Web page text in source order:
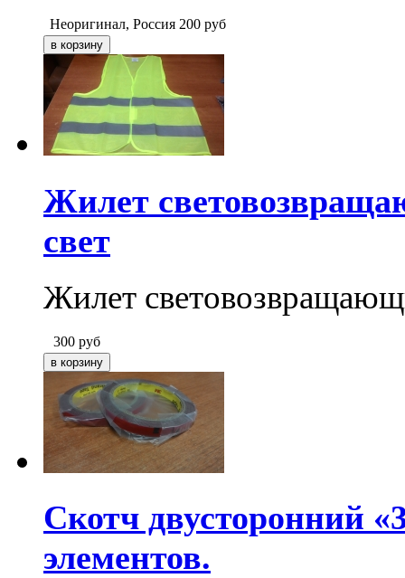
Неоригинал, Россия 200 руб
Жилет
свет
Жилет
300 руб
Скотч двусторонний
элементов.